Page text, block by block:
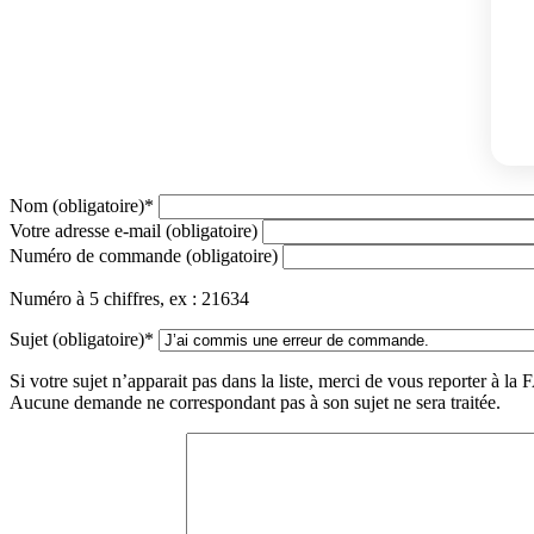
Nom (obligatoire)*
Votre adresse e-mail (obligatoire)
Numéro de commande (obligatoire)
Numéro à 5 chiffres, ex : 21634
Sujet (obligatoire)*
Si votre sujet n’apparait pas dans la liste, merci de vous reporter à la
Aucune demande ne correspondant pas à son sujet ne sera traitée.